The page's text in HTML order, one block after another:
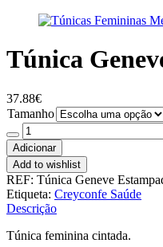
Túnica
37.88€
Tamanho
Quantidade
de
Túnica
Geneve
Sorriso
Adicionar
Add to wishlist
REF: Túnica Geneve
Etiqueta: Creyconfe Saúde
Descrição
Túnica feminina cintada.